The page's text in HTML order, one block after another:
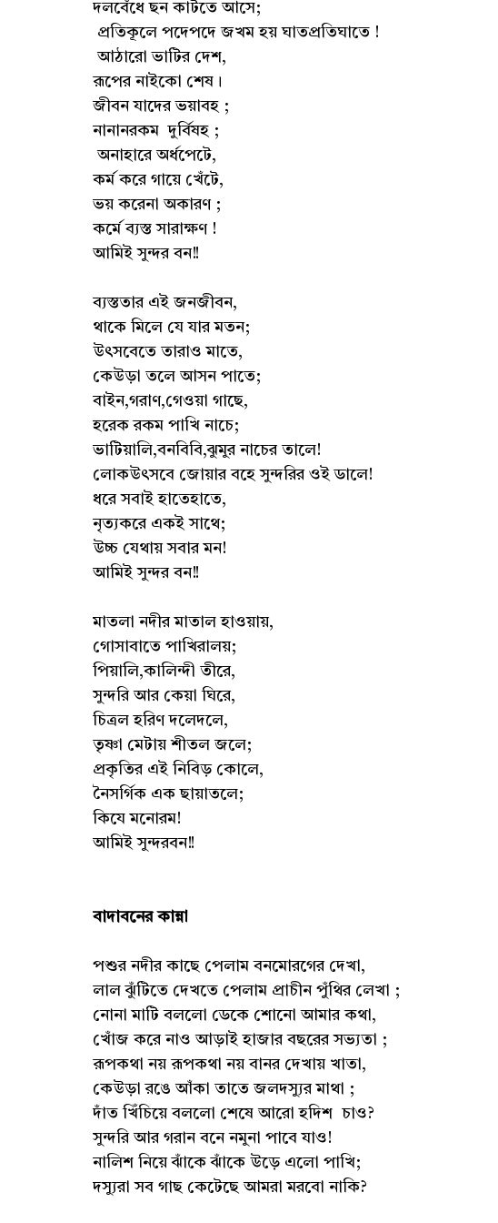
দলবেঁধে ছন কাটতে আসে;
প্রতিকূলে পদেপদে জখম হয় ঘাতপ্রতিঘাতে !
আঠারো ভাটির দেশ,
রূপের নাইকো শেষ।
জীবন যাদের ভয়াবহ ;
নানানরকম দুর্বিষহ ;
অনাহারে অর্ধপেটে,
কর্ম করে গায়ে খেঁটে,
ভয় করেনা অকারণ ;
কর্মে ব্যস্ত সারাক্ষণ !
আমিই সুন্দর বন!!
ব্যস্ততার এই জনজীবন,
থাকে মিলে যে যার মতন;
উৎসবেতে তারাও মাতে,
কেউড়া তলে আসন পাতে;
বাইন,গরাণ,গেওয়া গাছে,
হরেক রকম পাখি নাচে;
ভাটিয়ালি,বনবিবি,ঝুমুর নাচের তালে!
লোকউৎসবে জোয়ার বহে সুন্দরির ওই ডালে!
ধরে সবাই হাতেহাতে,
নৃত্যকরে একই সাথে;
উচ্চ যেথায় সবার মন!
আমিই সুন্দর বন!!
মাতলা নদীর মাতাল হাওয়ায়,
গোসাবাতে পাখিরালয়;
পিয়ালি,কালিন্দী তীরে,
সুন্দরি আর কেয়া ঘিরে,
চিত্রল হরিণ দলেদলে,
তৃষ্ণা মেটায় শীতল জলে;
প্রকৃতির এই নিবিড় কোলে,
নৈসর্গিক এক ছায়াতলে;
কিযে মনোরম!
আমিই সুন্দরবন!!
বাদাবনের কান্না
পশুর নদীর কাছে পেলাম বনমোরগের দেখা,
লাল ঝুঁটিতে দেখতে পেলাম প্রাচীন পুঁথির লেখা ;
নোনা মাটি বললো ডেকে শোনো আমার কথা,
খোঁজ করে নাও আড়াই হাজার বছরের সভ্যতা ;
রূপকথা নয় রূপকথা নয় বানর দেখায় খাতা,
কেউড়া রঙে আঁকা তাতে জলদস্যুর মাথা ;
দাঁত খিঁচিয়ে বললো শেষে আরো হদিশ চাও?
সুন্দরি আর গরান বনে নমুনা পাবে যাও!
নালিশ নিয়ে ঝাঁকে ঝাঁকে উড়ে এলো পাখি;
দস্যুরা সব গাছ কেটেছে আমরা মরবো নাকি?